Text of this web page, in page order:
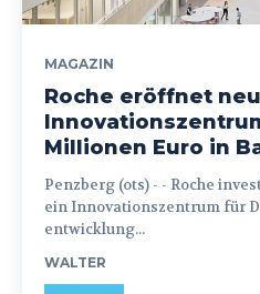
MAGAZIN
Roche eröffnet
Millionen Euro in
Penzberg (ots) - - Roche investiert 300 Millionen Euro in
ein Innovationszentrum für
entwicklung...
WALTER